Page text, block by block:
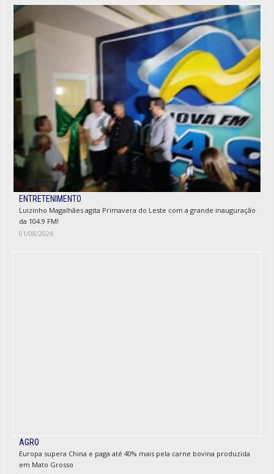
ENTRETENIMENTO
Luizinho Magalhães agita Primavera do Leste com a grande inauguração
da 104.9 FM!
01/08/2026
AGRO
Europa supera China e paga até 40% mais pela carne bovina produzida
em Mato Grosso